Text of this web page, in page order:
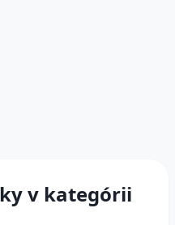
v kategórii